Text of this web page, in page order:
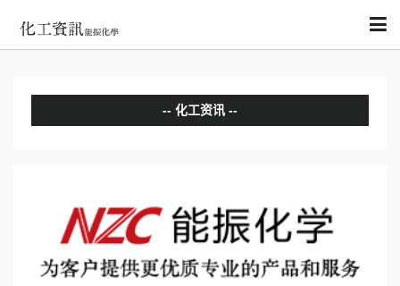
化工资讯
国际动态